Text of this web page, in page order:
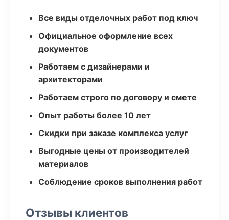
Все виды отделочных работ под ключ
Официальное оформление всех
документов
Работаем с дизайнерами и
архитекторами
Работаем строго по договору и смете
Опыт работы более 10 лет
Скидки при заказе комплекса услуг
Выгодные цены от производителей
материалов
Соблюдение сроков выполнения работ
Отзывы клиентов